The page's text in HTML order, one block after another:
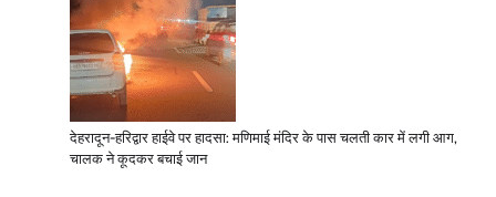
देहरादून-हरिद्वार हाईवे पर हादसा: मणिमाई मंदिर के पास चलती कार में लगी आग,
चालक ने कूदकर बचाई जान